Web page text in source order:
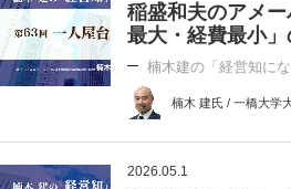
稲盛和夫のアメ
最大・経費最小
楠木建の「経営知にな
楠木 建氏 / 一橋大学
2026.05.1